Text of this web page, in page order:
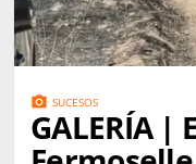
photo_camera SUCESOS
GALERÍA |